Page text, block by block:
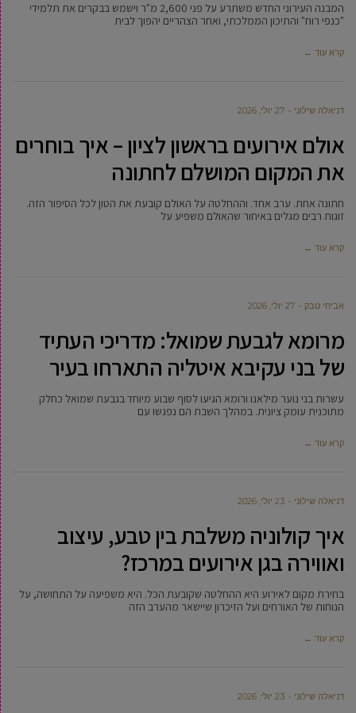
המבנה העירוני החדש משתרע על פני 2,600 מ"ר וישמש בבקרים את תלמידי
"כנפי רוח" והתיכון הממלכתי, ואחר הצהריים יהפוך לבית
קרא עוד ←
דניאלה שילוני 27 יולי, 2026
אולם אירועים בראשון לציון – איך בוחרים
את המקום המושלם לחתונה
חתונה אחת. ערב אחד. וההחלטה על האולם קובעת את הטון לכל הסיפור הזה.
זוגות רבים מגלים באיחור שהאולם משפיע על
קרא עוד ←
אביחי טבק 27 יולי, 2026
מרומא לגבעת שמואל: מדריכי העתיד
של בני עקיבא איטליה התארחו בעיר
עשרות בני נוער מילאנו ורומא הגיעו לסוף שבוע מיוחד בגבעת שמואל כחלק
מתוכנית עומק ציונית. במהלך השבת הם נפגשו עם
קרא עוד ←
דניאלה שילוני 23 יולי, 2026
איך קולוניה משלבת בין טבע, עיצוב
ואווירה בגן אירועים במרכז?
בחירת מקום לאירוע היא ההחלטה שקובעת הכל. היא משפיעה על התחושה, על
הנוחות של האורחים ועל הזיכרון שיישאר מהערב הזה
קרא עוד ←
דניאלה שילוני 23 יולי, 2026